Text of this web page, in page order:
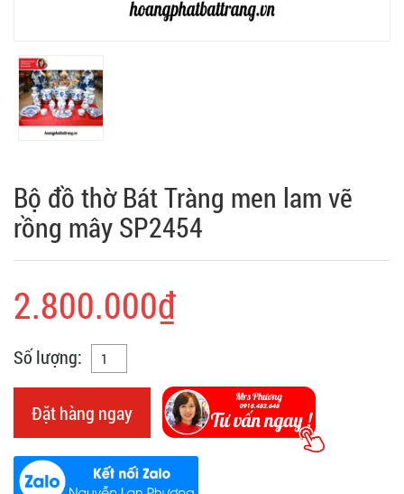
Bộ đồ thờ Bát Tràng men lam vẽ
rồng mây SP2454
2.800.000₫
Số lượng:
Đặt hàng ngay